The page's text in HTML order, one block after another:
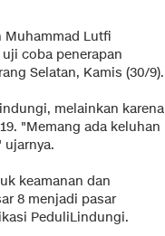
Muhammad Lutfi
coba penerapan
Selatan, Kamis (30/9).
melainkan karena
"Memang ada keluhan
ujarnya.
keamanan dan
8 menjadi pasar
PeduliLindungi.